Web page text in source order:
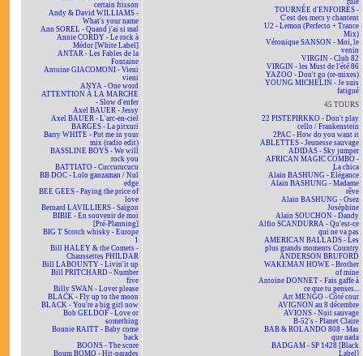
certain frisson
Andy & David WILLIAMS -
What's your name
Ann SOREL - Quand j'ai si mal
Annie CORDY - Le rock à
Médor [White Label]
ANTAR - Les Fables de la
Fontaine
Antoine GIACOMONI - Vieni
vieni
ANYA - One word
ATTENTION À LA MARCHE
- Slow d'enfer
Axel BAUER - Jessy
Axel BAUER - L'arc-en-ciel
BARGES - La pitxuri
Barry WHITE - Put me in your
mix (radio edit)
BASSLINE BOYS - We will
rock you
BATTIATO - Cuccurucucu
BB DOC - Lolo ganzaman / Nul
edge
BEE GEES - Paying the price of
love
Bernard LAVILLIERS - Saïgon
BIBIE - En souvenir de moi
[Pré-Planning]
BIG T Scotch whisky - Europe
1
Bill HALEY & the Comets -
Chaussettes PHILDAR
Bill LABOUNTY - Livin'it up
Bill PRITCHARD - Number
five
Billy SWAN - Lover please
BLACK - Fly up to the moon
BLACK - You're a big girl now
Bob GELDOF - Love or
something
Bonnie RAITT - Baby come
back
BOONS - The score
Boum BOMO - Hit-parades
rule
TOURNÉE d'ENFOIRÉS -
C'est des mecs y chantent
U2 - Lemon (Perfecto + Trance
Mix)
Véronique SANSON - Moi, le
venin
VIRGIN - Club 82
VIRGIN - les Must de l'été 86
YAZOO - Don't go (re-mixes)
YOUNG MICHELIN - Je suis
fatigué
45 TOURS
22 PISTEPIRKKO - Don't play
cello / Frankenstein
2PAC - How do you want it
ABLETTES - Jeunesse sauvage
ADIDAS - Sky jumper
AFRICAN MAGIC COMBO -
La chica
Alain BASHUNG - Élégance
Alain BASHUNG - Madame
rêve
Alain BASHUNG - Osez
Joséphine
Alain SOUCHON - Dandy
Alfio SCANDURRA - Qu'est-ce
qui ne va pas
AMERICAN BALLADS - Les
plus grands moments Country
ANDERSON BRUFORD
WAKEMAN HOWE - Brother
of mine
Antoine DONNET - Fais gaffe à
ce que tu penses...
Art MENGO - Côté cour
AVIGNON au 8 décembre
AVIONS - Nuit sauvage
B-52's - Planet Claire
BAB & ROLANDO 808 - Mas
que nada
BADGAM - SP 1428 [Black
Label]